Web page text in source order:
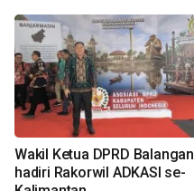
Wakil Ketua DPRD Balangan
hadiri Rakorwil ADKASI se-